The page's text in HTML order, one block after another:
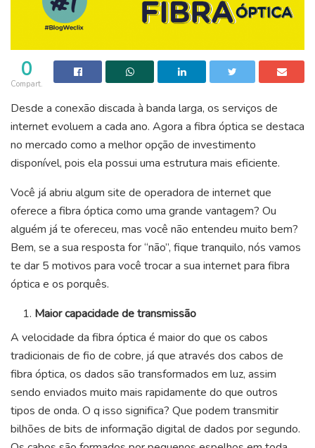
0
Compart.
Desde a conexão discada à banda larga, os serviços de
internet evoluem a cada ano. Agora a fibra óptica se destaca
no mercado como a melhor opção de investimento
disponível, pois ela possui uma estrutura mais eficiente.
Você já abriu algum site de operadora de internet que
oferece a fibra óptica como uma grande vantagem? Ou
alguém já te ofereceu, mas você não entendeu muito bem?
Bem, se a sua resposta for “não”, fique tranquilo, nós vamos
te dar 5 motivos para você trocar a sua internet para fibra
óptica e os porquês.
Maior capacidade de transmissão
A velocidade da fibra óptica é maior do que os cabos
tradicionais de fio de cobre, já que através dos cabos de
fibra óptica, os dados são transformados em luz, assim
sendo enviados muito mais rapidamente do que outros
tipos de onda. O q isso significa? Que podem transmitir
bilhões de bits de informação digital de dados por segundo.